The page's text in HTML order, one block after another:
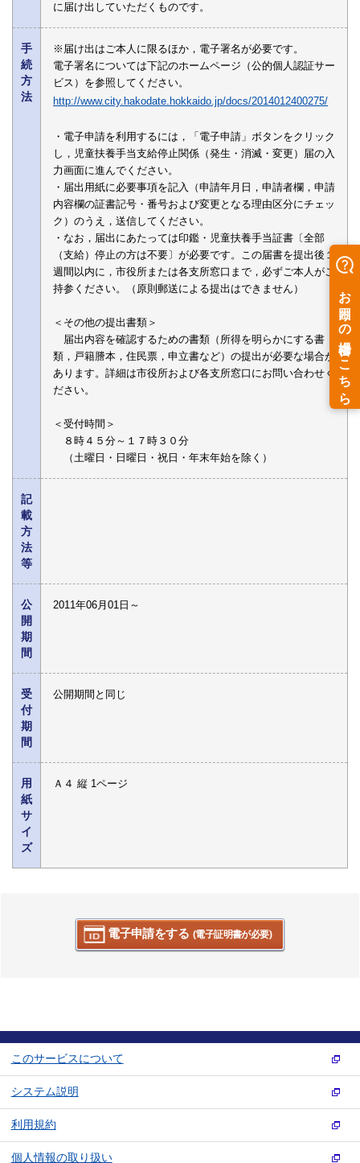
に届け出していただくものです。
手
続
方
法
※届け出はご本人に限るほか，電子署名が必要です。
電子署名については下記のホームページ（公的個人認証サー
ビス）を参照してください。
http://www.city.hakodate.hokkaido.jp/docs/2014012400275/
・電子申請を利用するには，「電子申請」ボタンをクリック
し，児童扶養手当支給停止関係（発生・消滅・変更）届の入
力画面に進んでください。
・届出用紙に必要事項を記入（申請年月日，申請者欄，申請
内容欄の証書記号・番号および変更となる理由区分にチェッ
ク）のうえ，送信してください。
・なお，届出にあたっては印鑑・児童扶養手当証書〔全部
（支給）停止の方は不要〕が必要です。この届書を提出後１
週間以内に，市役所または各支所窓口まで，必ずご本人がご
持参ください。（原則郵送による提出はできません）
＜その他の提出書類＞
届出内容を確認するための書類（所得を明らかにする書
類，戸籍謄本，住民票，申立書など）の提出が必要な場合が
あります。詳細は市役所および各支所窓口にお問い合わせく
ださい。
＜受付時間＞
８時４５分～１７時３０分
（土曜日・日曜日・祝日・年末年始を除く）
記
載
方
法
等
公
開
期
間
2011年06月01日～
受
付
期
間
公開期間と同じ
用
紙
サ
イ
ズ
Ａ４ 縦 1ページ
電子申請をする (電子証明書が必要)
このサービスについて
システム説明
利用規約
個人情報の取り扱い